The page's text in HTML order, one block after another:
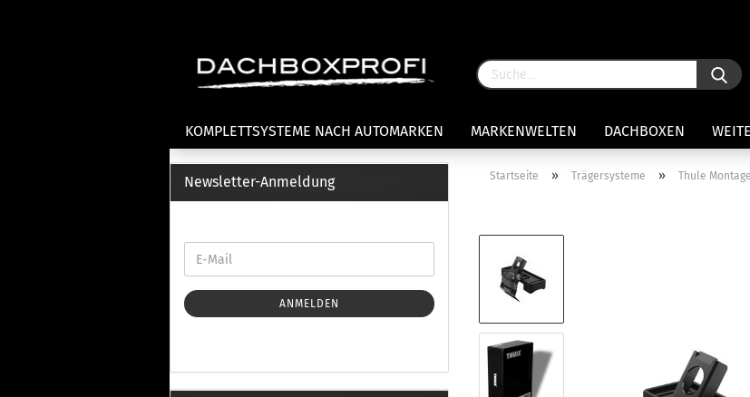
KOMPLETTSYSTEME NACH AUTOMARKEN MARKENWELTEN DACHBOXEN
Heckklappenfahrradträger
Anhängekupplungsträger
E-Bike Fahrradträger
Lastenträgerfüße
Universaltträger Reling
Thule Montagekits 50.. für 7105
Clamp Fußsatz Fahrzeuge mit
Thule Kits 30.. für 753 Fußsatz
Startseite » Trägersysteme » Thule
Newsletter-Anmeldung
ANMELDEN